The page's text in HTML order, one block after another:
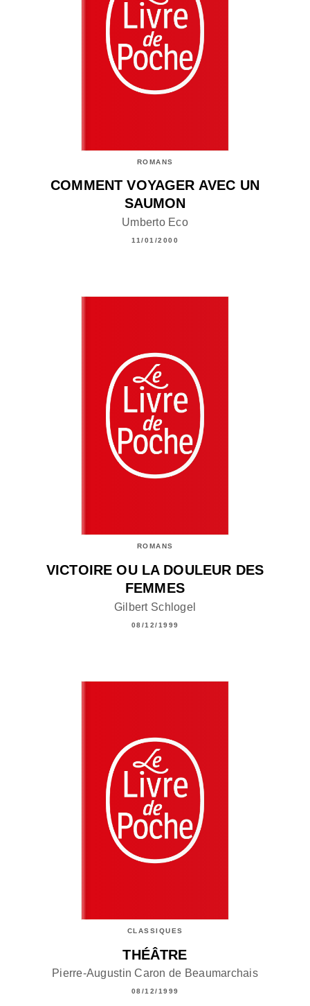
ROMANS
COMMENT VOYAGER AVEC UN
SAUMON
Umberto Eco
11/01/2000
ROMANS
VICTOIRE OU LA DOULEUR DES
FEMMES
Gilbert Schlogel
08/12/1999
CLASSIQUES
THÉÂTRE
Pierre-Augustin Caron de Beaumarchais
08/12/1999